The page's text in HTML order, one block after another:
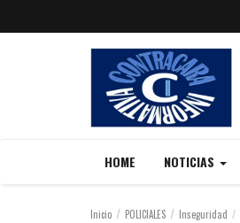
HOME NOTICIAS
Inicio POLICIALES Inseguridad